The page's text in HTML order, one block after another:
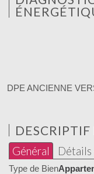
DPE ANCIENNE
Général Détails
Type de Bien